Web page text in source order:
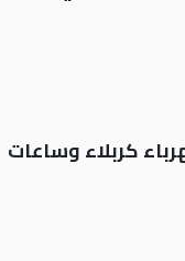
كربلاء وساعات